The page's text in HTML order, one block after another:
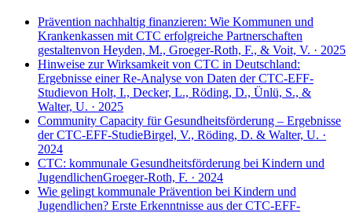
Prävention nachhaltig finanzieren: Wie Kommunen und
Krankenkassen mit CTC erfolgreiche Partnerschaften
gestaltenvon Heyden, M., Groeger-Roth, F., & Voit, V. · 2025
Hinweise zur Wirksamkeit von CTC in Deutschland:
Ergebnisse einer Re-Analyse von Daten der CTC-EFF-
Studievon Holt, I., Decker, L., Röding, D., Ünlü, S., &
Walter, U. · 2025
Community Capacity für Gesundheitsförderung – Ergebnisse
der CTC-EFF-StudieBirgel, V., Röding, D. & Walter, U. ·
2024
CTC: kommunale Gesundheitsförderung bei Kindern und
JugendlichenGroeger-Roth, F. · 2024
Wie gelingt kommunale Prävention bei Kindern und
Jugendlichen? Erste Erkenntnisse aus der CTC-EFF-